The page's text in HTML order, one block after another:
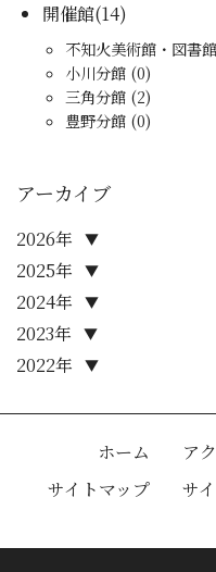
開催館(14)
不知火美術館・図書
小川分館 (0)
三角分館 (2)
豊野分館 (0)
アーカイブ
2022年 ▼
2023年 ▼
2024年 ▼
2025年 ▼
2026年 ▼
ホーム ア
サイトマップ
サ